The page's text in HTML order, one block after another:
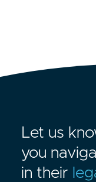
Let us
you
in their